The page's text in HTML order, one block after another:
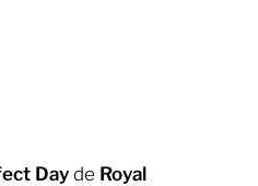
Dayde Royal